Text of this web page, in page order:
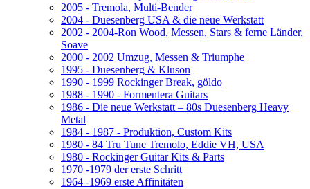
2005 - Tremola, Multi-Bender
2004 - Duesenberg USA & die neue Werkstatt
2002 - 2004-Ron Wood, Messen, Stars & ferne Länder,
Soave
2000 - 2002 Umzug, Messen & Triumphe
1995 - Duesenberg & Kluson
1990 - 1999 Rockinger Break, göldo
1988 - 1990 - Formentera Guitars
1986 - Die neue Werkstatt – 80s Duesenberg Heavy
Metal
1984 - 1987 - Produktion, Custom Kits
1980 - 84 Tru Tune Tremolo, Eddie VH, USA
1980 - Rockinger Guitar Kits & Parts
1970 -1979 der erste Schritt
1964 -1969 erste Affinitäten